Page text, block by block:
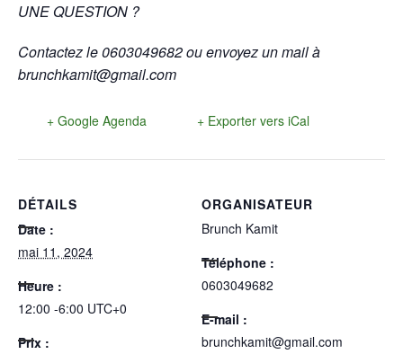
UNE QUESTION ?
Contactez le 0603049682 ou envoyez un mail à
brunchkamit@gmail.com
+ Google Agenda + Exporter vers iCal
DÉTAILS
Date :
mai 11, 2024
Heure :
12:00 -6:00 UTC+0
Prix :
ORGANISATEUR
Brunch Kamit
Téléphone :
0603049682
E-mail :
brunchkamit@gmail.com